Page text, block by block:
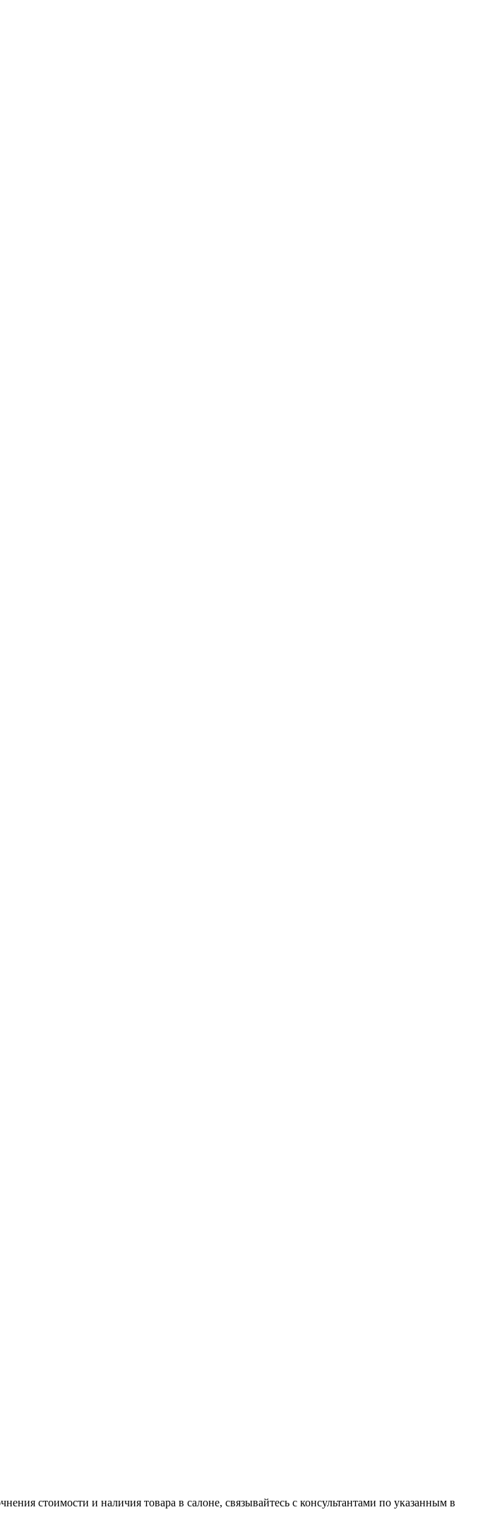
стоимости и наличия товара в салоне, связывайтесь с консультантами по указанным в